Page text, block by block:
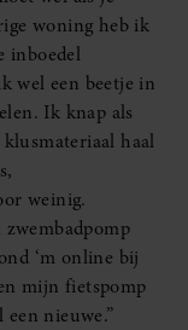
woning heb ik
inboedel
wel een beetje in
Ik knap als
haal
weinig.
‘m online bij
mijn fietspomp
nieuwe.”